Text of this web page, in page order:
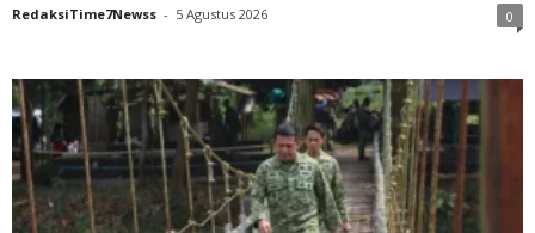
RedaksiTime7Newss - 5 Agustus 2026 0